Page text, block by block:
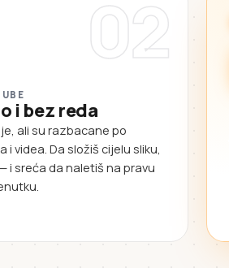
02
i bez reda
ali su razbacane po
i videa. Da složiš cijelu sliku,
i sreća da naletiš na pravu